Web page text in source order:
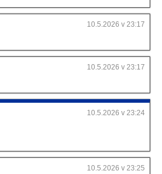
10.5.2026 v 23:17
10.5.2026 v 23:17
10.5.2026 v 23:24
10.5.2026 v 23:25